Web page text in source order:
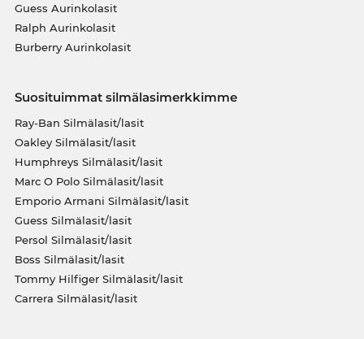
Guess Aurinkolasit
Ralph Aurinkolasit
Burberry Aurinkolasit
Suosituimmat silmälasimerkkimme
Ray-Ban Silmälasit/lasit
Oakley Silmälasit/lasit
Humphreys Silmälasit/lasit
Marc O Polo Silmälasit/lasit
Emporio Armani Silmälasit/lasit
Guess Silmälasit/lasit
Persol Silmälasit/lasit
Boss Silmälasit/lasit
Tommy Hilfiger Silmälasit/lasit
Carrera Silmälasit/lasit